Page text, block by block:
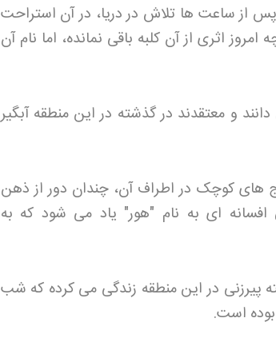
از ساعت ها تلاش در دریا، در آن استراحت
اثری از آن کلبه باقی نمانده، اما نام آن
و معتقدند در گذشته در این منطقه آبگیر
های کوچک در اطراف آن، چندان دور از ذهن
ای به نام "هور" یاد می شود که به
پیرزنی در این منطقه زندگی می کرده که شب
است.